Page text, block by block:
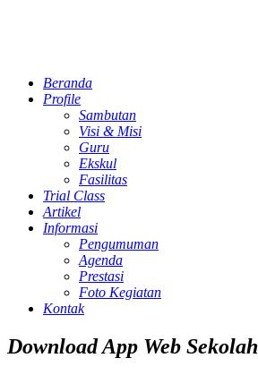
Beranda
Profile
Sambutan
Visi & Misi
Guru
Ekskul
Fasilitas
Trial Class
Artikel
Informasi
Pengumuman
Agenda
Prestasi
Foto Kegiatan
Kontak
Download App Web Sekolah